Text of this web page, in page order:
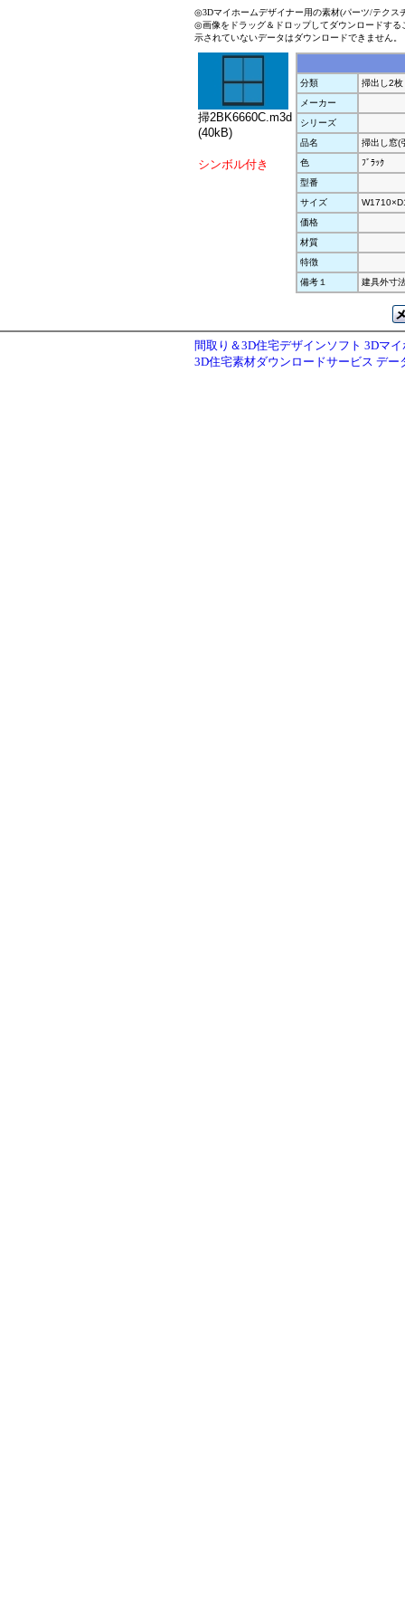
◎3Dマイホームデザイナー用の素材(パーツ/テクス
◎画像をドラッグ＆ドロップしてダウンロードす
示されていないデータはダウンロードできません。
掃2BK6660C.m3d
(40kB)
シンボル付き
分類
掃出し2枚
メーカー
シリーズ
品名
掃出し窓(
色
ﾌﾞﾗｯｸ
型番
サイズ
価格
材質
特徴
備考１
建具外寸
間取り＆3D住宅デザインソフト 3Dマ
3D住宅素材ダウンロードサービス デー